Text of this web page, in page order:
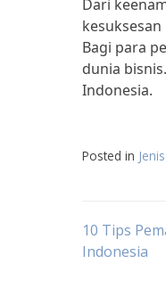
Dari
Bagi para
dunia
Indonesia.
Posted in
Post
10 Tips
Indonesia